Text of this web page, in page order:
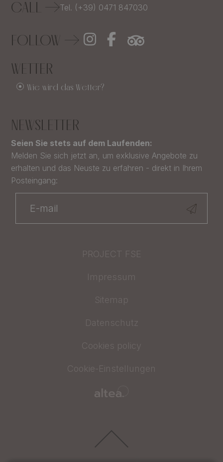
CALL Tel. (+39) 0471 847030
FOLLOW
WETTER
Wie wird das Wetter?
NEWSLETTER
Seien Sie stets auf dem Laufenden:
Melden Sie sich jetzt an, um exklusive Angebote zu
erhalten und das Neuste zu erfahren - direkt in Ihrem
Posteingang:
PROJECT FSE
Impressum
Sitemap
Datenschutz
Cookies policy
Cookie-Einstellungen